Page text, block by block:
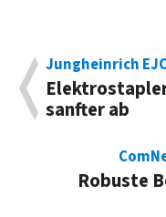
Jungheinrich
sanfter ab
Robuste